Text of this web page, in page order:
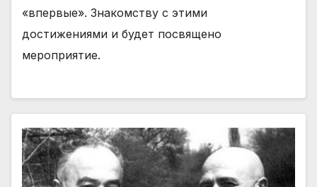
«впервые». Знакомству с этими
достижениями и будет посвящено
мероприятие.